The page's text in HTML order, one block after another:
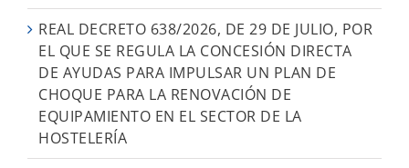
REAL DECRETO 638/2026, DE 29 DE JULIO, POR
EL QUE SE REGULA LA CONCESIÓN DIRECTA
DE AYUDAS PARA IMPULSAR UN PLAN DE
CHOQUE PARA LA RENOVACIÓN DE
EQUIPAMIENTO EN EL SECTOR DE LA
HOSTELERÍA